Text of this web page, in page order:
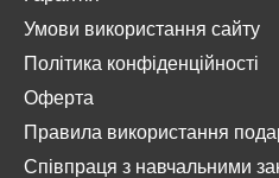
Умови використання сайту
Політика конфіденційності
Оферта
Правила використання
Співпраця з навчальними